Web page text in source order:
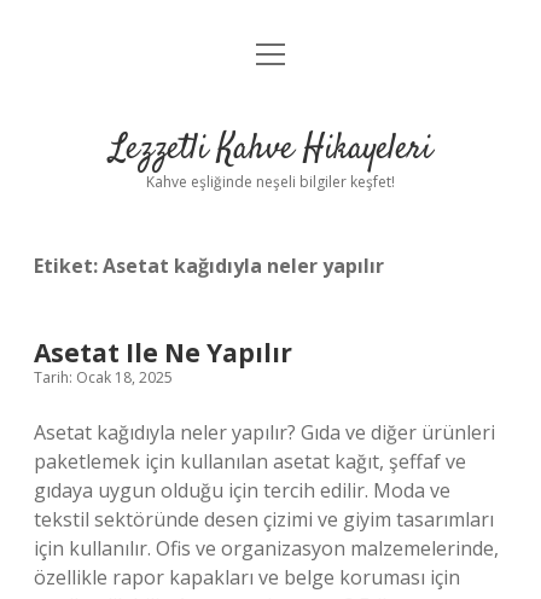
Anasayfa
Yasal Uyarı
menüyü
Lezzetli Kahve Hikayeleri
Kahve eşliğinde neşeli bilgiler keşfet!
Etiket:Asetat kağıdıyla neler yapılır
Asetat Ile Ne Yapılır
Tarih: Ocak 18, 2025
Asetat kağıdıyla neler yapılır? Gıda ve diğer ürünleri
paketlemek için kullanılan asetat kağıt, şeffaf ve
gıdaya uygun olduğu için tercih edilir. Moda ve
tekstil sektöründe desen çizimi ve giyim tasarımları
için kullanılır. Ofis ve organizasyon malzemelerinde,
özellikle rapor kapakları ve belge koruması için